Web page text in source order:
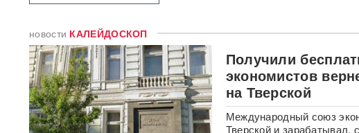
атаки БПЛА ВСУ на Россию
Федоров дал Зеленскому 12
дней, чтобы добром вернуть
его в кресло министра
обороны
«Генералы новой волны»:
новости КАЛЕЙДОСКОП
Получили
экономистов
на Тверской
Международный союз
Тверской и зарабатывал,